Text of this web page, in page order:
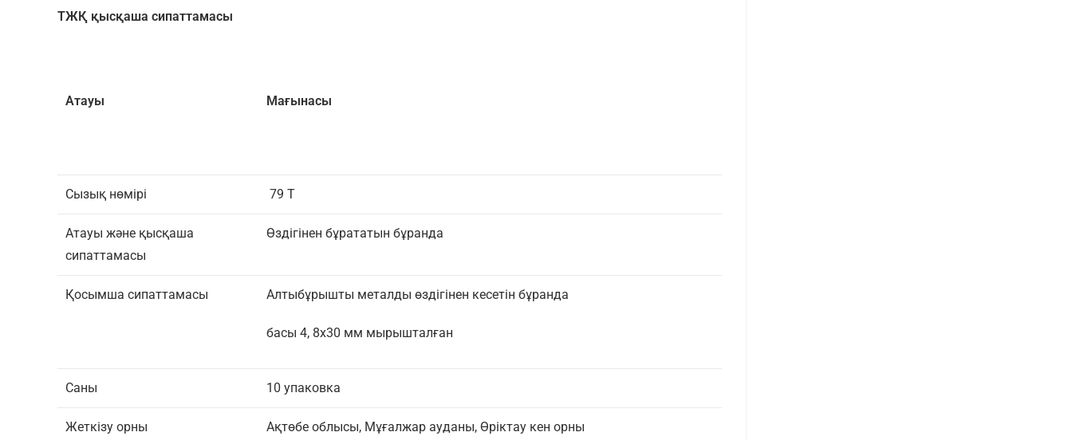
ТЖҚ қысқаша сипаттамасы
Атауы Мағынасы
Сызық нөмірі 79 Т
Атауы және қысқаша
сипаттамасы
Өздігінен бұрататын бұранда
Қосымша сипаттамасы Алтыбұрышты металды өздігінен кесетін бұранда
басы 4, 8х30 мм мырышталған
Саны 10 упаковка
Жеткізу орны Ақтөбе облысы, Мұғалжар ауданы, Өріктау кен орны